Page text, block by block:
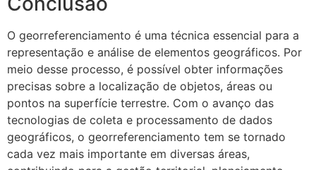
O georreferenciamento é uma técnica essencial para a
representação e análise de elementos geográficos. Por
meio desse processo, é possível obter informações
precisas sobre a localização de objetos, áreas ou
pontos na superfície terrestre. Com o avanço das
tecnologias de coleta e processamento de dados
geográficos, o georreferenciamento tem se tornado
cada vez mais importante em diversas áreas,